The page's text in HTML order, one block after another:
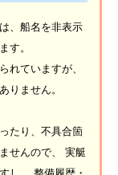
、船名を非表示
す。
れていますが、
りません。
たり、不具合箇
せんので、 実艇